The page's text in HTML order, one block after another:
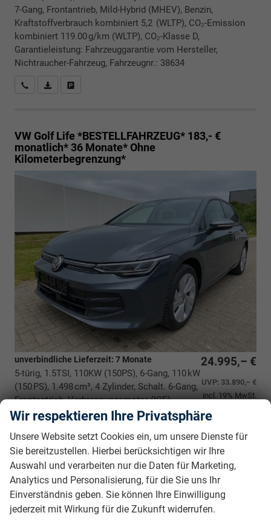
7-Gang, Frontantrieb, Mild-Hybrid (MHEV), Benzin,
Kraftstoffverbrauch kombiniert 5,2 (WLTP), CO₂-Emission
kombiniert 119.00 g/km (WLTP), CO₂-Klasse D,
Garantieleistung: Fahrzeuggarantie vom Hersteller,
Nichtraucher-Fahrzeug, Fahrzeugnr.: 38634
Rückrufbitte absenden
PDF-Datei, Fahrzeugexposé drucken
VW Golf Life *BESTELLFAHRZEUG* 183,- €
monatlich* 36 Monate* Ohne
Kilometerbegrenzung*
24.995,– €
UVP: 33.890,– €
incl. 19% MwSt.
unverbindliche Lieferzeit: 7 Monate
5-türig, 1.5TSI, 110KW (150PS), 6-Gang, 110 kW
(150 PS), 1.498 cm³, 4 Zylinder, Schalt. 6-Gang,
Frontantrieb, Verbrennungsmotor (ICE),
Benzin, Kraftstoffverbrauch kombiniert 5,4 (WLTP), CO₂-
Emission kombiniert 124.00 g/km (WLTP), CO₂-Klasse D,
Garantieleistung: Fahrzeuggarantie vom Hersteller,
Nichtraucher-Fahrzeug, Fahrzeugnr.: 38643
Rückrufbitte absenden
PDF-Datei, Fahrzeugexposé drucken
Drucken, parken oder vergleichen
Wir respektieren Ihre Privatsphäre
Unsere Website setzt Cookies ein, um unsere Dienste für
Sie bereitzustellen. Hierbei berücksichtigen wir Ihre
Auswahl und verarbeiten nur die Daten für Marketing,
Analytics und Personalisierung, für die Sie uns Ihr
Einverständnis geben. Sie können Ihre Einwilligung
jederzeit mit Wirkung für die Zukunft widerrufen.